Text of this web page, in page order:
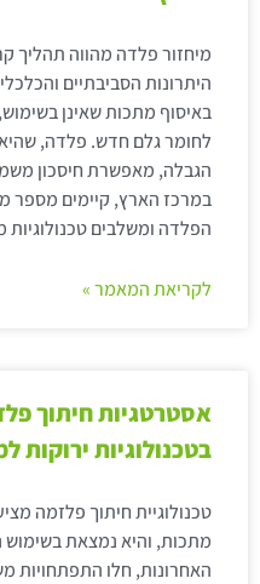
מיחזור פלדה מהווה תהליך
היתרונות הסביבתיים
באיסוף מתכות שאינן
לחומר גלם חדש. פלדה,
הגבלה, מאפשרת חיסכון
במרכז הארץ, קיימים מספר
הפלדה ומשלבים
לקריאת המאמר »
אסטרטגיות חיתוך
בטכנולוגיות ירוקות
טכנולוגיית חיתוך פלזמה
מתכות, והיא נמצאת בשימוש
האחרונות, חלו התפתחויות